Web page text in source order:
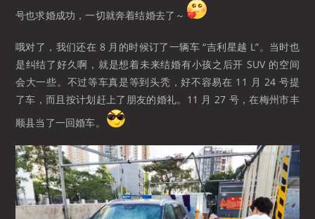
号也求婚成功，一切就奔着结婚去了～
哦对了，我们还在 8 月的时候订了一辆车 “吉利星越 L”。当时也
是纠结了好久啊，就是想着未来结婚有小孩之后开 SUV 的空间
会大一些。不过等车真是等到头秃，好不容易在 11 月 24 号提
了车，而且按计划赶上了朋友的婚礼。11 月 27 号，在梅州市丰
顺县当了一回婚车。